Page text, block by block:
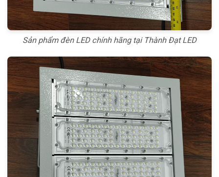
Sản phẩm đèn LED chính hãng tại Thành Đạt LED